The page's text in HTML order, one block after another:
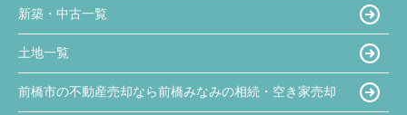
新築・中古一覧
土地一覧
前橋市の不動産売却なら前橋みなみの相続・空き家売却